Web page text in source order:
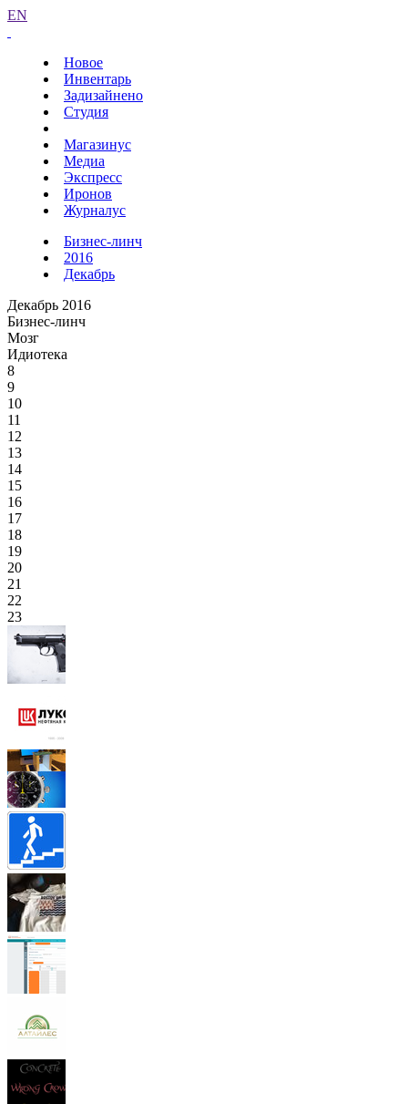
EN
Новое
Инвентарь
Задизайнено
Студия
Магазинус
Медиа
Экспресс
Иронов
Журналус
Бизнес-линч
2016
Декабрь
Декабрь 2016
Бизнес-линч
Мозг
Идиотека
8
9
10
11
12
13
14
15
16
17
18
19
20
21
22
23